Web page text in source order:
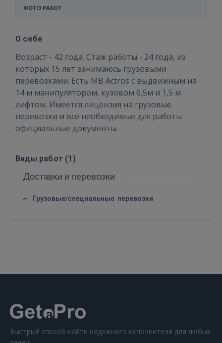
ФОТО РАБОТ
О себе
Возраст - 42 года. Стаж работы - 24 года, из
которых 15 лет занимаюсь грузовыми
перевозками. Есть MB Actros с выдвижным на
14 м манипулятором, кузовом 6,5м и 1,5 м
лифтом. Имеется лицензия на грузовые
перевозки и все необходимые для работы
официальные документы.
Виды работ (1 )
Доставки и перевозки
Грузовые/специальные перевозки
Быстрый способ найти надежного исполнителя для любых